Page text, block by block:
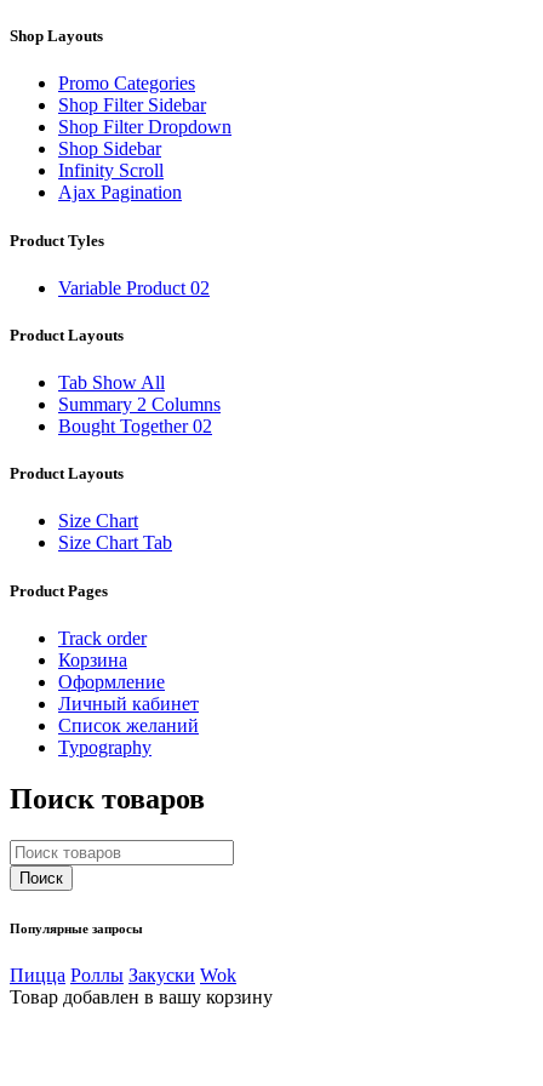
Shop Layouts
Promo Categories
Shop Filter Sidebar
Shop Filter Dropdown
Shop Sidebar
Infinity Scroll
Ajax Pagination
Product Tyles
Variable Product 02
Product Layouts
Tab Show All
Summary 2 Columns
Bought Together 02
Product Layouts
Size Chart
Size Chart Tab
Product Pages
Track order
Корзина
Оформление
Личный кабинет
Список желаний
Typography
Поиск товаров
Популярные запросы
Пицца Роллы Закуски Wok
Товар добавлен в вашу корзину